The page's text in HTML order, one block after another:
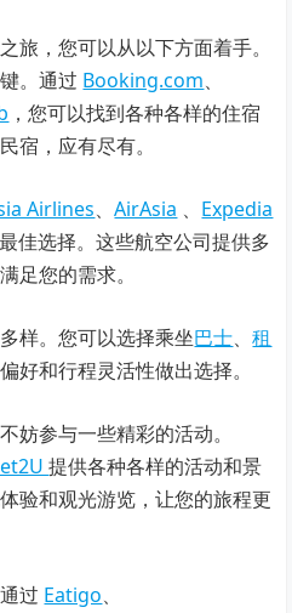
旅，您可以从以下方面着手。
。通过 Booking.com、
，您可以找到各种各样的住宿
宿，应有尽有。
Airlines、AirAsia 、 Expedia
佳选择。这些航空公司提供多
足您的需求。
样。您可以选择乘坐巴士、租
好和行程灵活性做出选择。
妨参与一些精彩的活动。
提供各种各样的活动和景
验和观光游览，让您的旅程更
过 Eatigo、